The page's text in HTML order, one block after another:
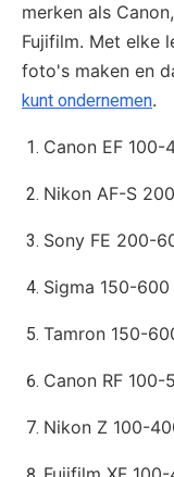
merken als
Fujifilm. Met elke
foto's maken en
kunt ondernemen.
Canon EF
Nikon AF-S
Sony FE 200-
Sigma 150-
Tamron 150-
Canon RF 100-
Nikon Z 100-